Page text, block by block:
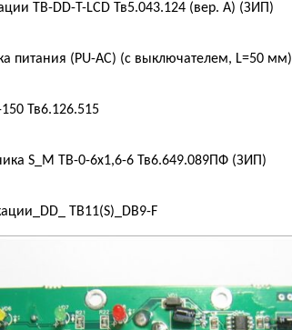
TB-DD-T-LCD Тв5.043.124 (вер. A) (ЗИП)
питания (PU-AC) (с выключателем, L=50 мм)
Тв6.126.515
S_M ТВ-0-6х1,6-6 Тв6.649.089ПФ (ЗИП)
TB11(S)_DB9-F